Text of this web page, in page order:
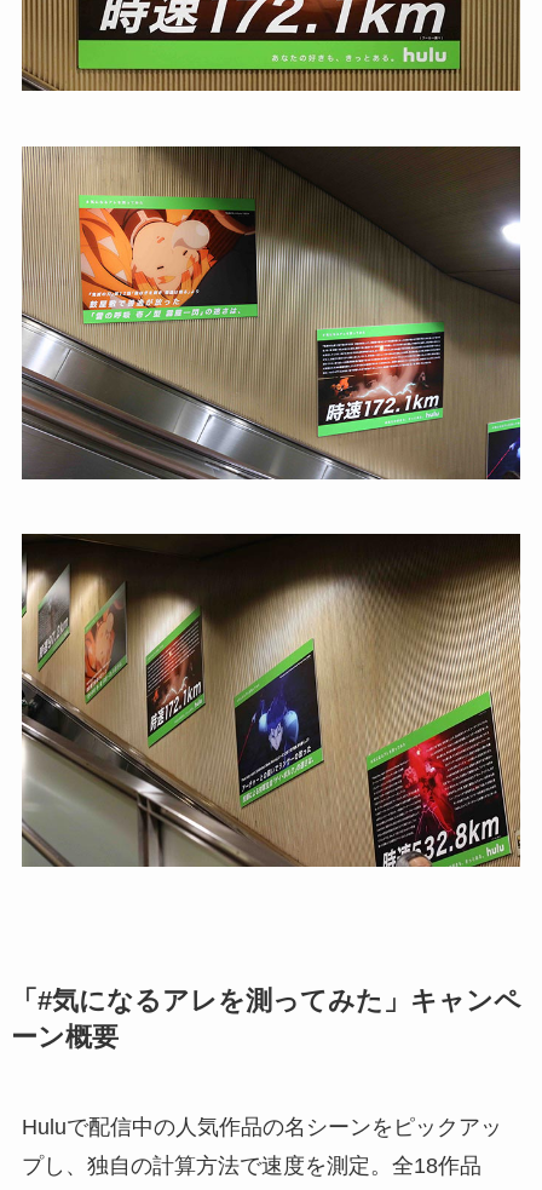
「#気になるアレを測ってみた」キャンペ
ーン概要
Huluで配信中の人気作品の名シーンをピックアッ
プし、独自の計算方法で速度を測定。全18作品